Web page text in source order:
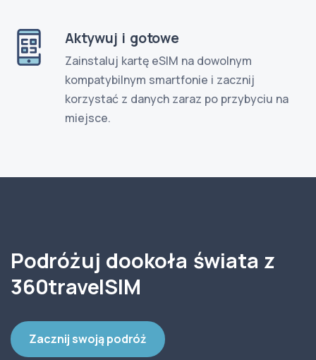
Aktywuj i gotowe
Zainstaluj kartę eSIM na dowolnym
kompatybilnym smartfonie i zacznij
korzystać z danych zaraz po przybyciu na
miejsce.
Podróżuj dookoła świata z
360travelSIM
Zacznij swoją podróż